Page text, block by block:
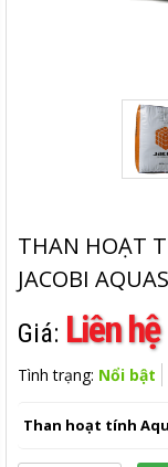
THAN HOẠT
JACOBI
Giá: Liên hệ
Tình trạng: Nổi bật
Than hoạt tính